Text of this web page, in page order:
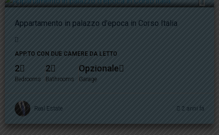
Appartamento in palazzo d’epoca in Corso Italia
APP.TO CON DUE CAMERE DA LETTO
2
Bedrooms
2
Bathrooms
Opzionale
Garage
Real Estate 2 anni fa